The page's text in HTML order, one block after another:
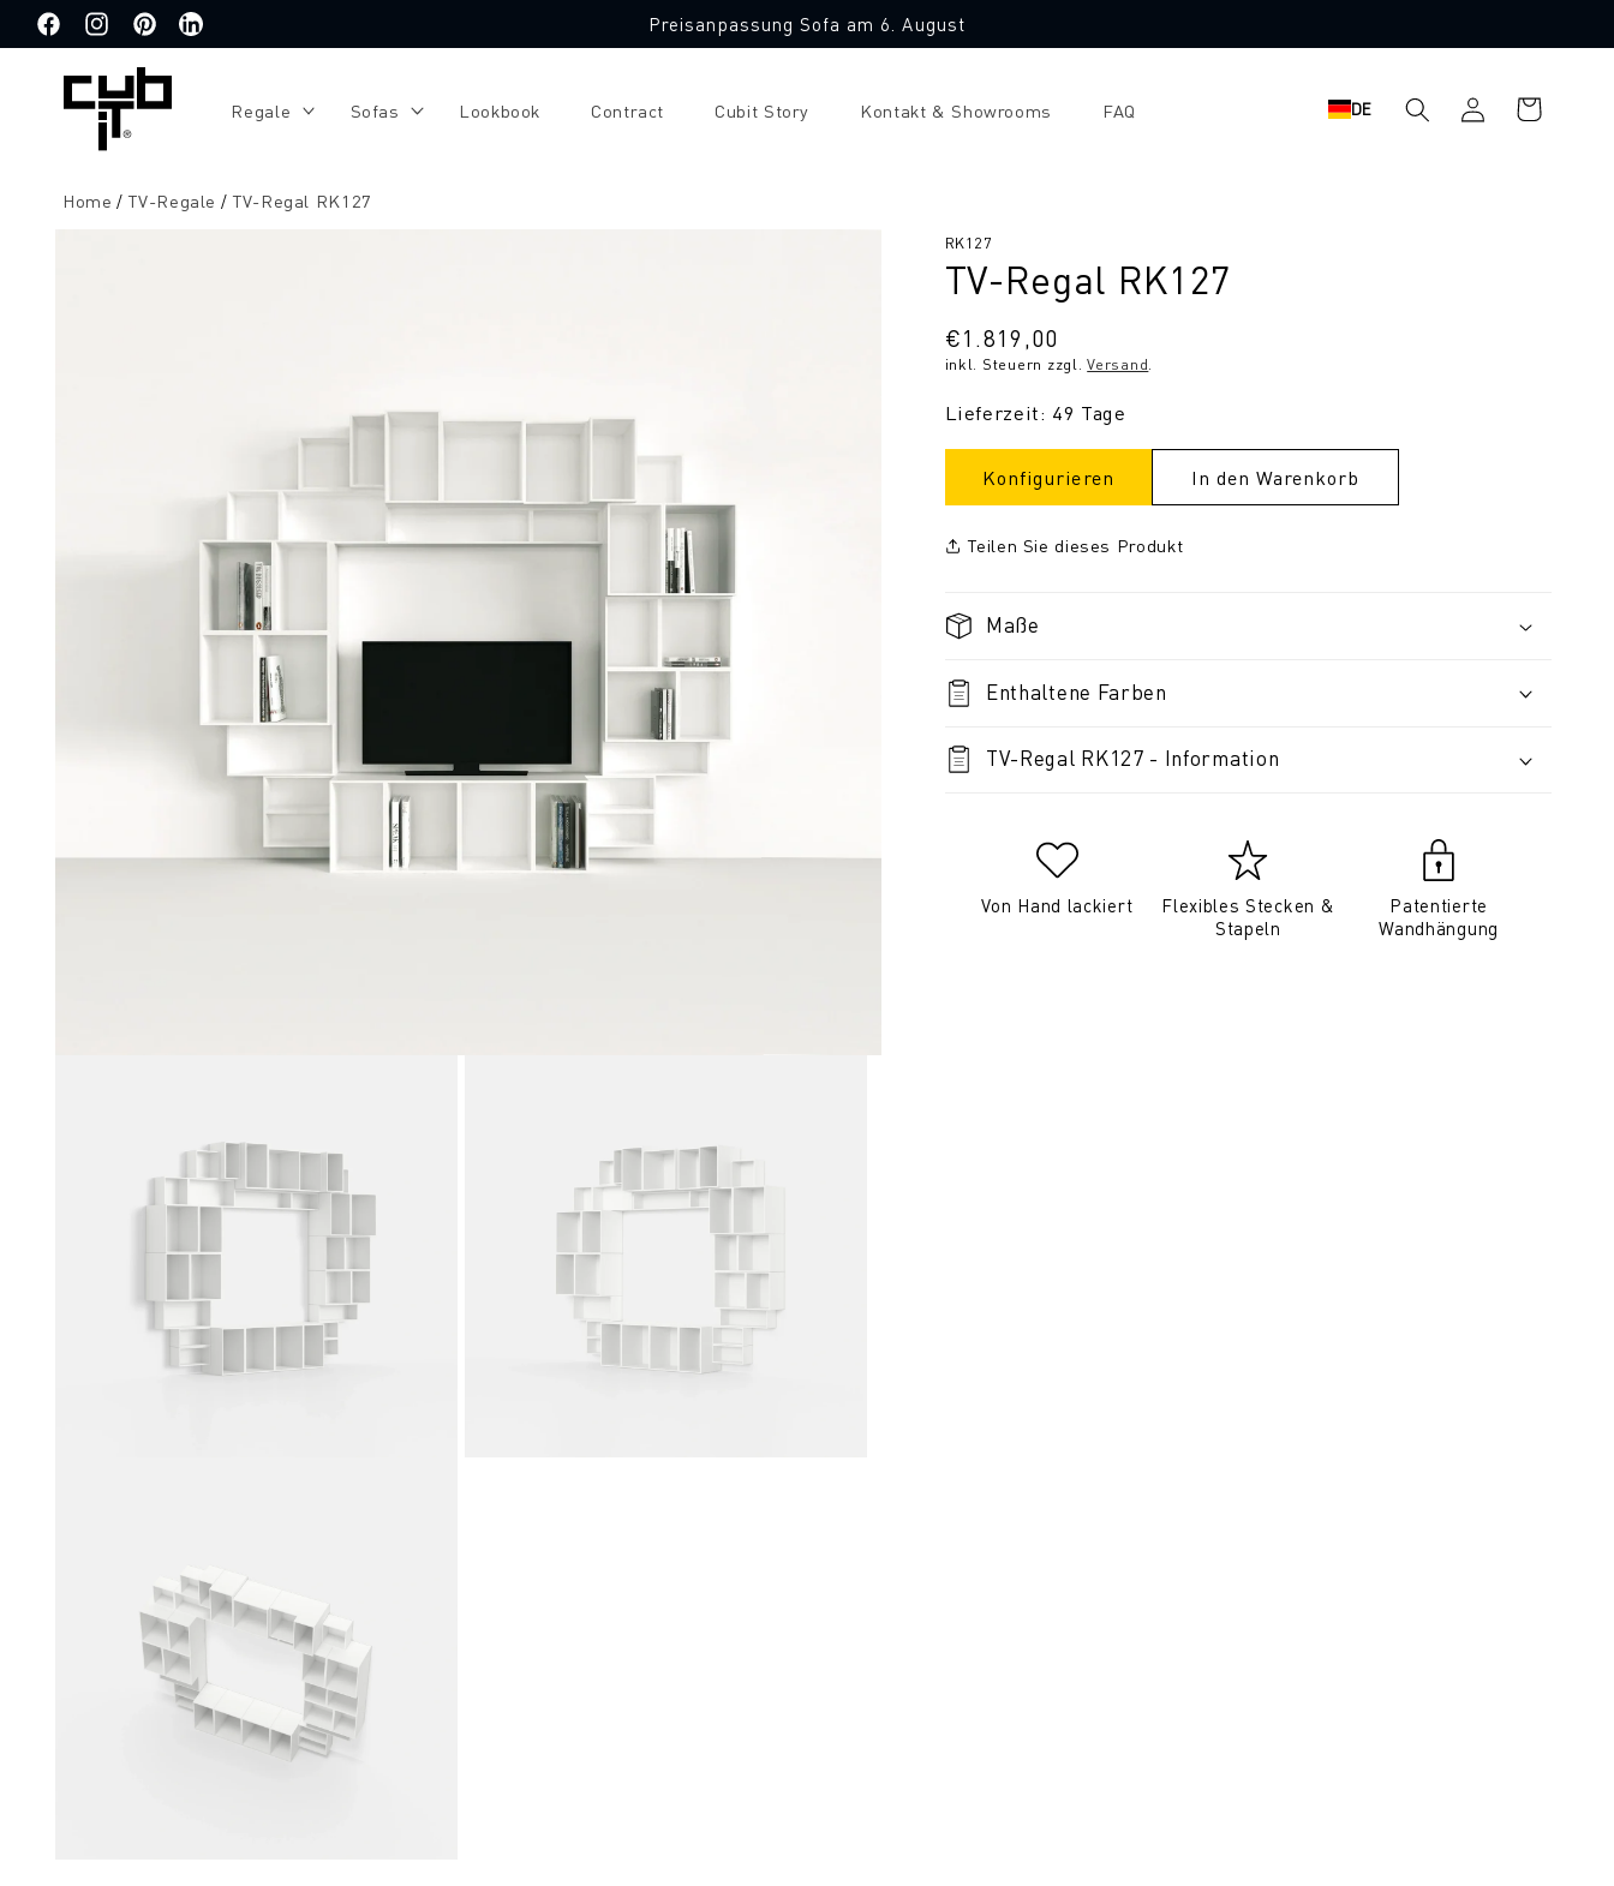
zum
Inhalt
FacebookInstagramPinterestTranslation
Preisanpassung Sofa am 6. August
Regale Sofas Lookbook Contract Cubit Story Kontakt & Showrooms FAQ DE EinloggenWarenkorb
Home TV-Regale TV-Regal RK127
SKU:
RK127
TV-Regal RK127
Normaler
Preis
€1.819,00
inkl. Steuern zzgl.Versand.
Lieferzeit: 49 Tage
Konfigurieren In den Warenkorb
Teilen Sie dieses Produkt
Maße
Enthaltene Farben
TV-Regal RK127 - Information
Von Hand lackiert
Flexibles Stecken &
Stapeln
Patentierte
Wandhängung